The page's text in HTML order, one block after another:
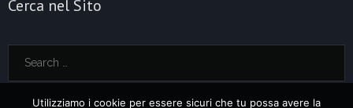
Cerca nel Sito
Utilizziamo i cookie per essere sicuri che tu possa avere la